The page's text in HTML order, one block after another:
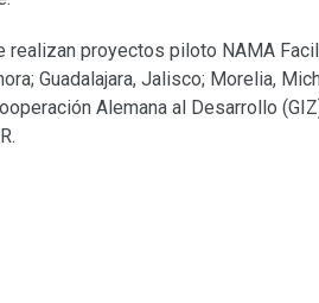
realizan proyectos piloto NAMA
Guadalajara, Jalisco; Morelia,
Alemana al Desarrollo